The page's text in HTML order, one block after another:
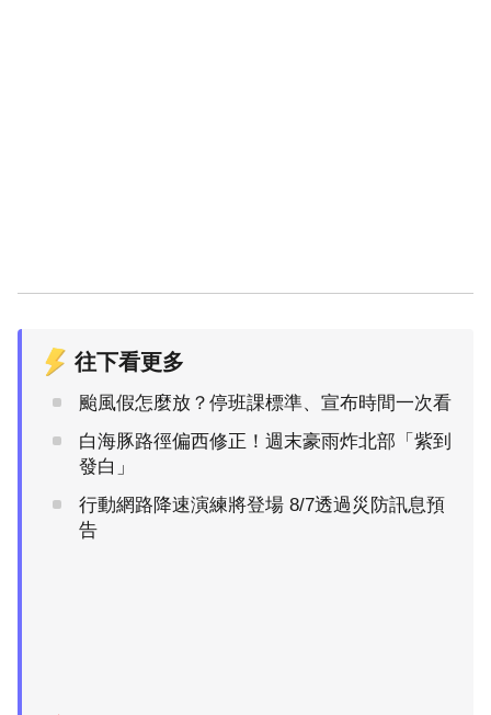
往下看更多
颱風假怎麼放？停班課標準、宣布時間一次看
白海豚路徑偏西修正！週末豪雨炸北部「紫到
發白」
行動網路降速演練將登場 8/7透過災防訊息預
告